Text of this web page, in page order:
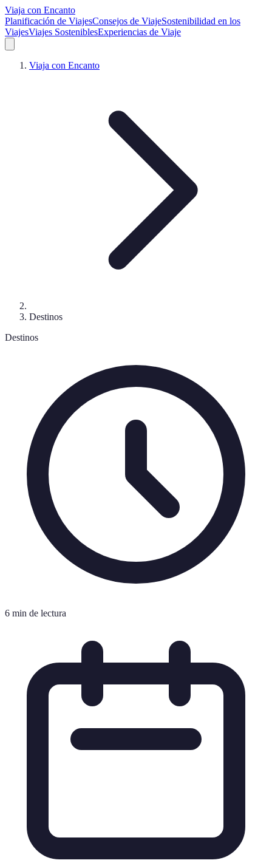
Viaja con Encanto
Planificación de ViajesConsejos de ViajeSostenibilidad en los
ViajesViajes SosteniblesExperiencias de Viaje
Viaja con Encanto
Destinos
Destinos
6 min de lectura